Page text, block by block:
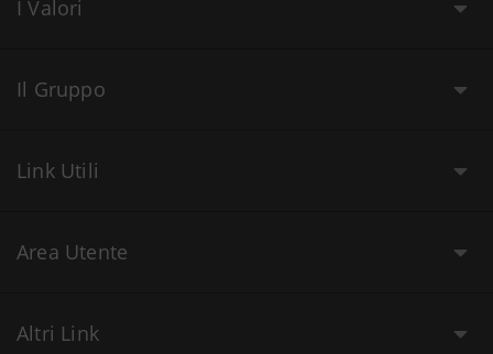
I Valori
Il Gruppo
Link Utili
Area Utente
Altri Link